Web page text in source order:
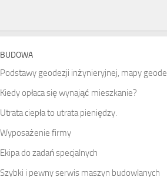
BUDOWA
Podstawy geodezji inżynieryjnej, mapy
Kiedy opłaca się wynająć mieszkanie?
Utrata ciepła to utrata pieniędzy.
Wyposażenie firmy
Ekipa do zadań specjalnych
Szybki i pewny serwis maszyn budowlanych